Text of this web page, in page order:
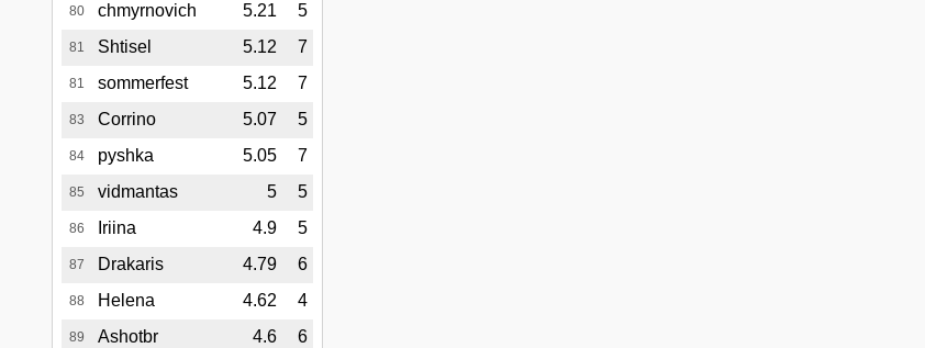
80 chmyrnovich 5.21 5
81 Shtisel 5.12 7
81 sommerfest 5.12 7
83 Corrino 5.07 5
84 pyshka 5.05 7
85 vidmantas 5 5
86 Iriina 4.9 5
87 Drakaris 4.79 6
88 Helena 4.62 4
89 Ashotbr 4.6 6